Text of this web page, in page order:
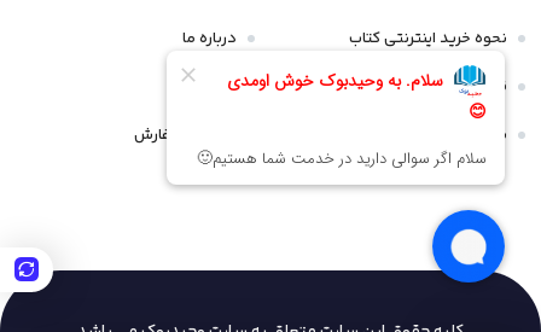
نحوه خرید اینترنتی کتاب
قوانین و مقررات
سیاست مرجوعی و عودت
درباره ما
تماس با ما
پیگیری سفارش